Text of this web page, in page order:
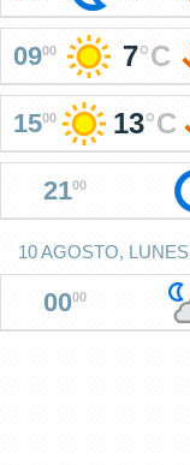
0900 7°C
1500 13°C
2100
10 AGOSTO, LUNES
0000